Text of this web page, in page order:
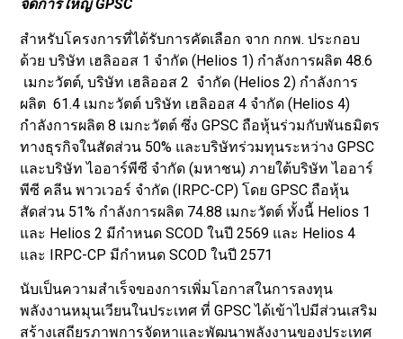
กำลังการผลิต 8 เมกะวัตต์ ซึ่ง GPSC ถือหุ้นร่วมกับพันธมิตร
ทางธุรกิจในสัดส่วน 50% และบริษัทร่วมทุนระหว่าง GPSC
และบริษัท ไออาร์พีซี จำกัด (มหาชน) ภายใต้บริษัท ไออาร์
พีซี คลีน พาวเวอร์ จำกัด (IRPC-CP) โดย GPSC ถือหุ้น
สัดส่วน 51% กำลังการผลิต 74.88 เมกะวัตต์ ทั้งนี้ Helios 1
และ Helios 2 มีกำหนด SCOD ในปี 2569 และ Helios 4
และ IRPC-CP มีกำหนด SCOD ในปี 2571
นับเป็นความสำเร็จของการเพิ่มโอกาสในการลงทุน
พลังงานหมุนเวียนในประเทศ ที่ GPSC ได้เข้าไปมีส่วนเสริม
สร้างเสถียรภาพการจัดหาและพัฒนาพลังงานของประเทศ
ตามนโยบายของรัฐบาล ที่มีแนวทางการขับเคลื่อนในการ
เพิ่มสัดส่วนการใช้พลังงานหมุนเวียน ตามแผนการเพิ่มการ
ผลิตไฟฟ้าจากพลังงานสะอาด ภายใต้แผนพัฒนากำลังผลิต
ไฟฟ้าของประเทศไทย พ.ศ. 2561 – 2580 ฉบับปรับปรุงครั้ง
ที่ 1 (PDP2018 Rev.1) สำหรับโครงการที่ GPSC ได้รับการ